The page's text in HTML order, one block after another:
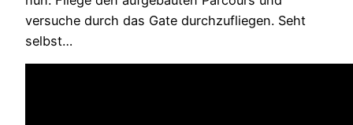
versuche durch das Gate durchzufliegen. Seht
selbst…